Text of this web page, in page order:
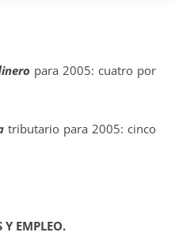
para 2005: cuatro por
tributario para 2005: cinco
Y EMPLEO.